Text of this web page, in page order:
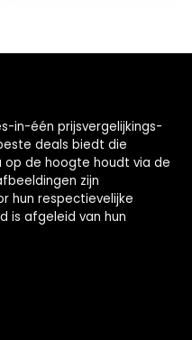
in-één prijsvergelijkings-
deals biedt die
op de hoogte houdt via de
zijn
hun respectievelijke
is afgeleid van hun